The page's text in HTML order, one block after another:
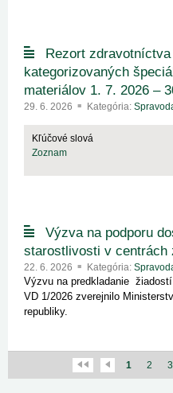
Rezort
kategorizovaných
materiálov 1. 7. 2026 –
29. 6. 2026 Kategória:
Kľúčové slová
Zoznam
Výzva na podporu
starostlivosti v centrách
22. 6. 2026 Kategória:
Výzvu na predkladanie
VD 1/2026 zverejnilo
republiky.
1 2 3